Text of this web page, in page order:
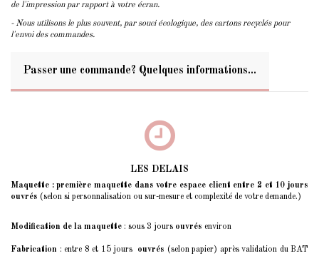
de l'impression par rapport à votre écran.
- Nous utilisons le plus souvent, par souci écologique, des cartons recyclés pour
l'envoi des commandes.
Passer une commande? Quelques informations...
LES DELAIS
Maquette : première maquette dans votre espace client entre 2 et 10 jours
ouvrés (selon si personnalisation ou sur-mesure et complexité de votre demande.)
Modification de la maquette : sous 3 jours ouvrés environ
Fabrication : entre 8 et 15 jours ouvrés (selon papier) après validation du BAT